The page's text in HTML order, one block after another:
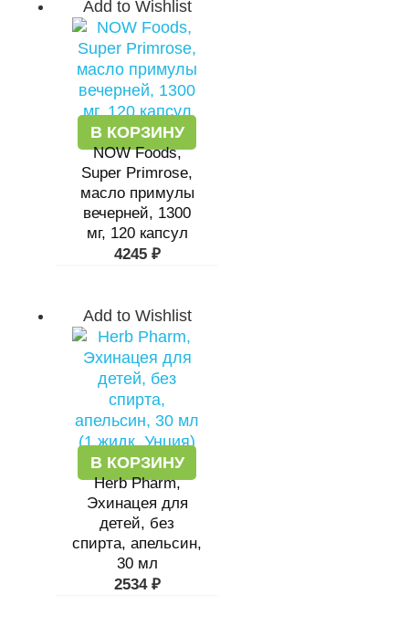
Add to Wishlist
В КОРЗИНУ
NOW Foods,
Super Primrose,
масло примулы
вечерней, 1300
мг, 120 капсул
4245 ₽
Add to Wishlist
В КОРЗИНУ
Herb Pharm,
Эхинацея для
детей, без
спирта, апельсин,
30 мл
2534 ₽